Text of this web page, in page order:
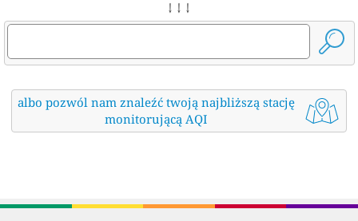
↓ ↓ ↓
albo pozwól nam znaleźć twoją najbliższą stację
monitorującą AQI